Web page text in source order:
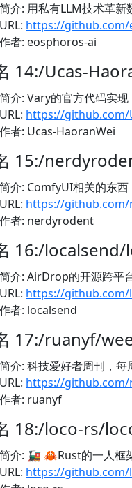
简介: 用私有LLM技术革新
URL: https://github.com/
作者: eosphoros-ai
14:/Ucas-
简介: Vary的官方代码实现
URL: https://github.com/
作者: Ucas-HaoranWei
15:/
简介: ComfyUI相关的东西
URL: https://github.com/
作者: nerdyrodent
16:/localsend/
简介: AirDrop的开源跨平
URL: https://github.com/
作者: localsend
17:/ruanyf/
简介: 科技爱好者周刊，每
URL: https://
作者: ruanyf
18:/loco-rs/
简介: 🚂 🦀Rust的一人框
URL: https://github.com/